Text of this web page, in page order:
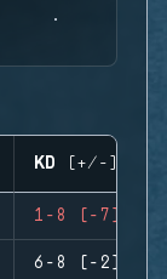
KD (+/-)
1-8 (-7)
6-8 (-2)